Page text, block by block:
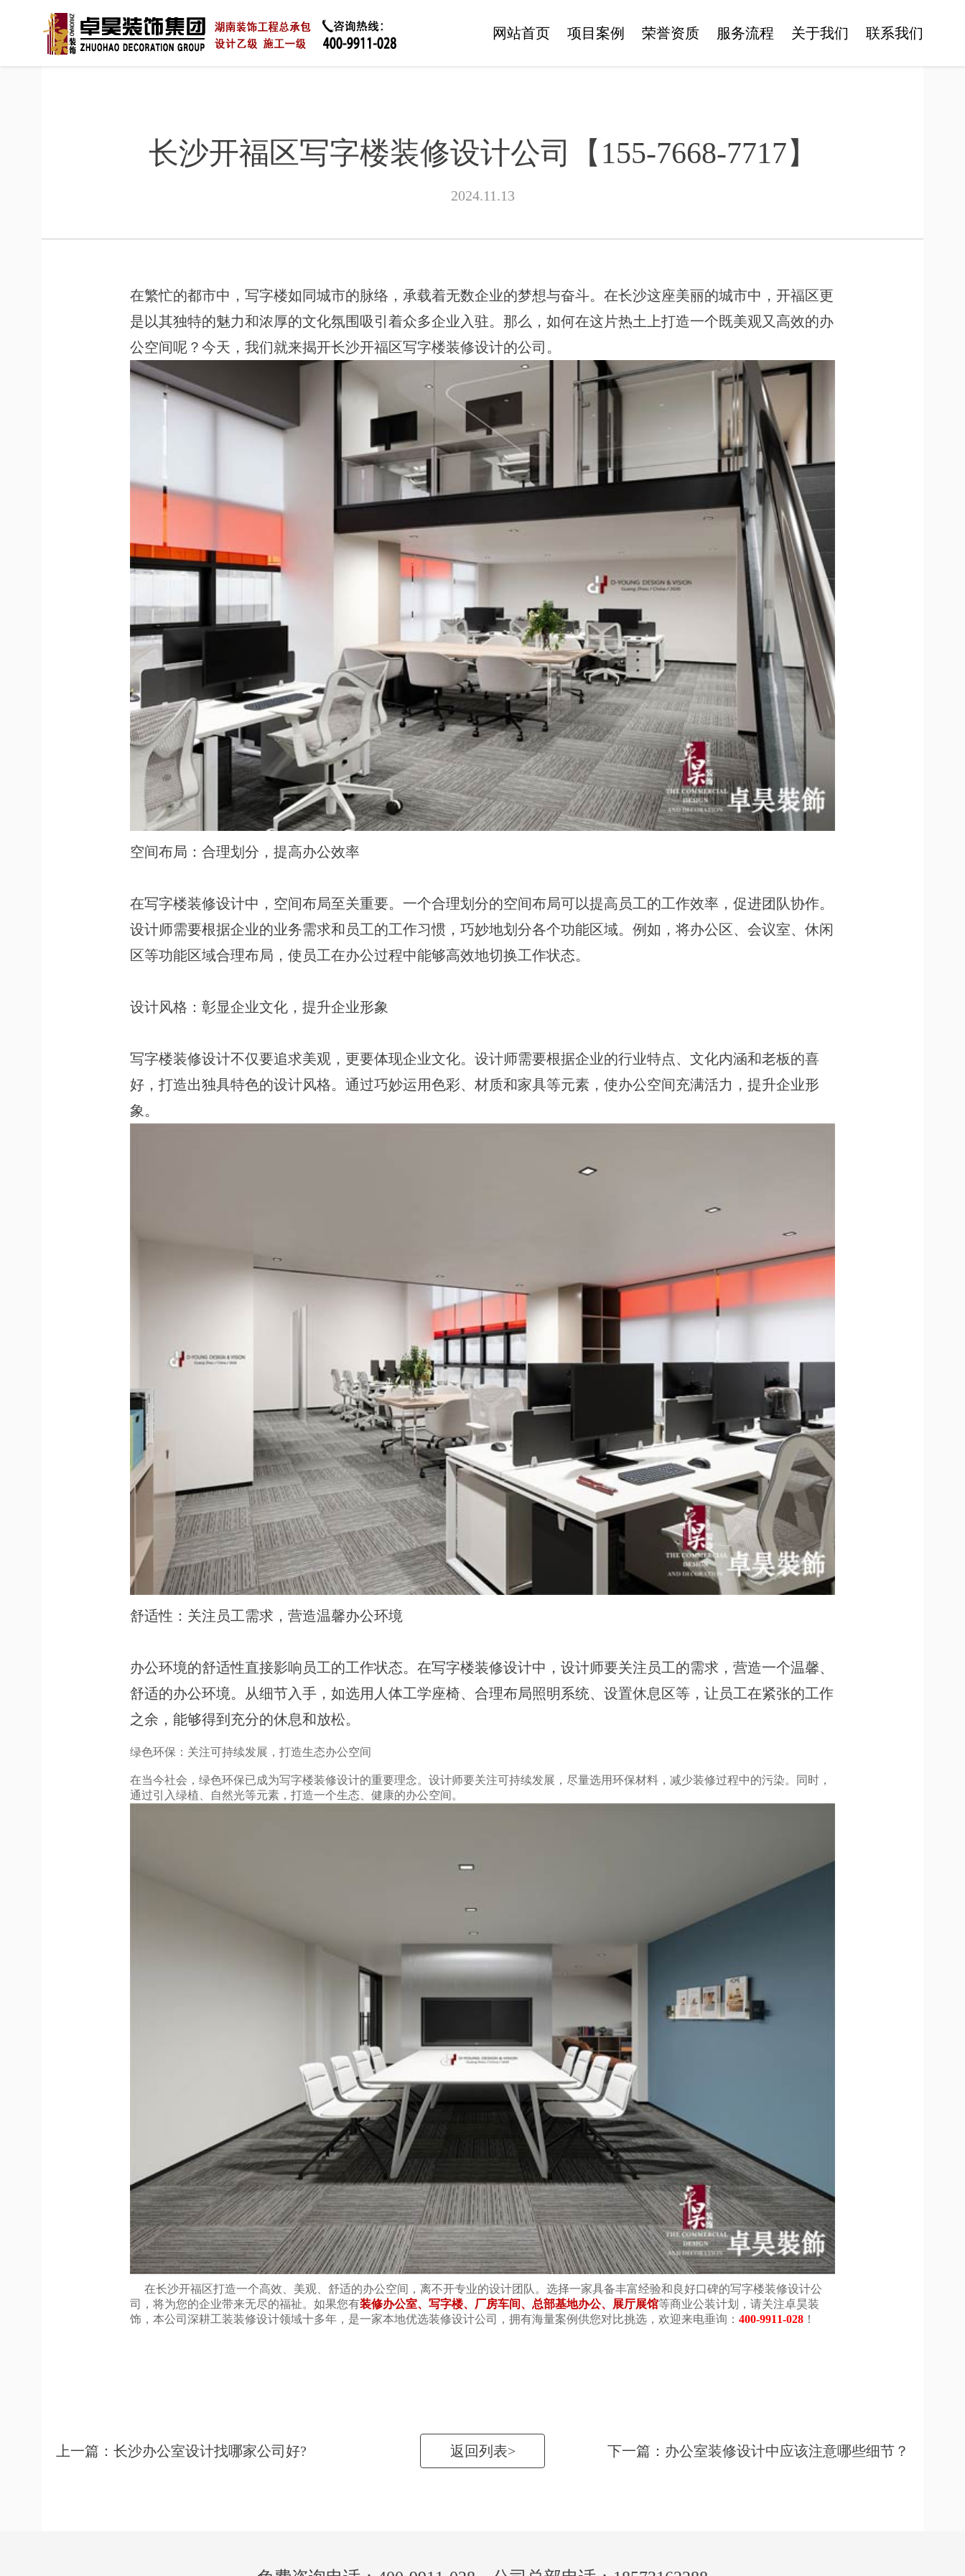
网站首页 项目案例 荣誉资质 服务流程 关于我们 联系我们
长沙开福区写字楼装修设计公司【155-7668-7717】
2024.11.13
在繁忙的都市中，写字楼如同城市的脉络，承载着无数企业的梦想与奋斗。在长沙这座美丽的城市中，开福区更
是以其独特的魅力和浓厚的文化氛围吸引着众多企业入驻。那么，如何在这片热土上打造一个既美观又高效的办
公空间呢？今天，我们就来揭开长沙开福区写字楼装修设计的公司。
空间布局：合理划分，提高办公效率
在写字楼装修设计中，空间布局至关重要。一个合理划分的空间布局可以提高员工的工作效率，促进团队协作。
设计师需要根据企业的业务需求和员工的工作习惯，巧妙地划分各个功能区域。例如，将办公区、会议室、休闲
区等功能区域合理布局，使员工在办公过程中能够高效地切换工作状态。
设计风格：彰显企业文化，提升企业形象
写字楼装修设计不仅要追求美观，更要体现企业文化。设计师需要根据企业的行业特点、文化内涵和老板的喜
好，打造出独具特色的设计风格。通过巧妙运用色彩、材质和家具等元素，使办公空间充满活力，提升企业形
象。
舒适性：关注员工需求，营造温馨办公环境
办公环境的舒适性直接影响员工的工作状态。在写字楼装修设计中，设计师要关注员工的需求，营造一个温馨、
舒适的办公环境。从细节入手，如选用人体工学座椅、合理布局照明系统、设置休息区等，让员工在紧张的工作
之余，能够得到充分的休息和放松。
绿色环保：关注可持续发展，打造生态办公空间
在当今社会，绿色环保已成为写字楼装修设计的重要理念。设计师要关注可持续发展，尽量选用环保材料，减少装修过程中的污染。同时，
通过引入绿植、自然光等元素，打造一个生态、健康的办公空间。
在长沙开福区打造一个高效、美观、舒适的办公空间，离不开专业的设计团队。选择一家具备丰富经验和良好口碑的写字楼装修设计公
司，将为您的企业带来无尽的福祉。 如果您有装修办公室、写字楼、厂房车间、总部基地办公、展厅展馆等商业公装计划，请关注卓昊装
饰，本公司深耕工装装修设计领域十多年，是一家本地优选装修设计公司，拥有海量案例供您对比挑选，欢迎来电垂询： 400-9911-028！
上一篇：长沙办公室设计找哪家公司好? 返回列表> 下一篇：办公室装修设计中应该注意哪些细节？